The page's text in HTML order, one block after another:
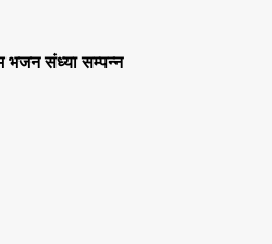
भजन संध्या सम्पन्न